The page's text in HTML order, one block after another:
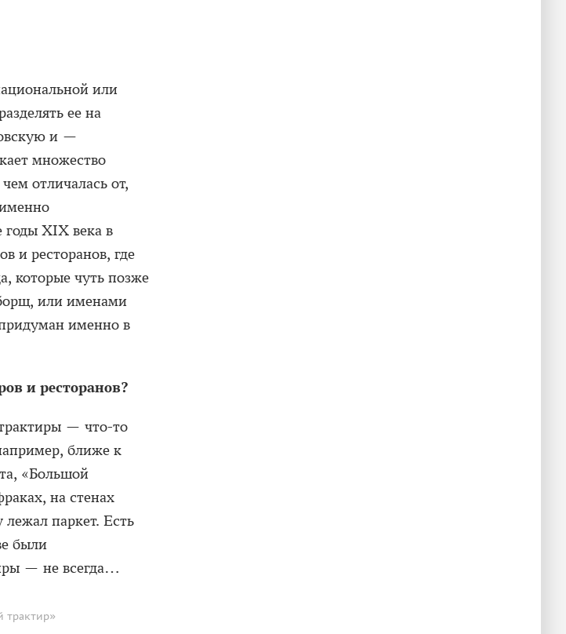
или
ее на
и —
множество
отличалась от,
годы XIX века в
и ресторанов, где
которые чуть позже
или именами
именно в
и ресторанов?
— что-то
ближе к
«Большой
на стенах
паркет. Есть
были
— не всегда…
трактир»